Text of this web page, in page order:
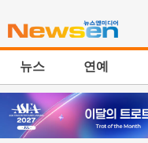
뉴스 연예